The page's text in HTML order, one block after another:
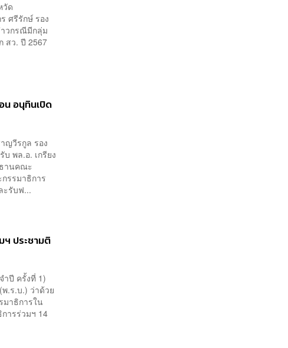
วัด
ศรีรักษ์ รอง
วกรณีมีกลุ่ม
สว. ปี 2567
น อนุทินเปิด
ญวีรกูล รอง
พล.อ. เกรียง
านคณะ
รรมาธิการ
ะรับฟ...
ฯ ประชามติ
ปี ครั้งที่ 1)
.ร.บ.) ว่าด้วย
มาธิการใน
ารร่วมฯ 14